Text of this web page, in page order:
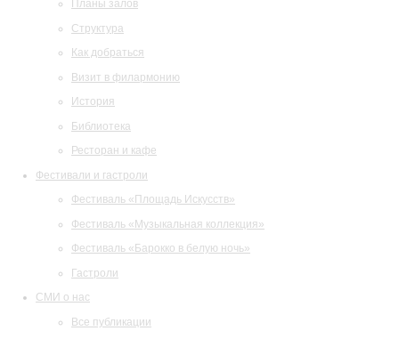
Планы залов
Структура
Как добраться
Визит в филармонию
История
Библиотека
Ресторан и кафе
Фестивали и гастроли
Фестиваль «Площадь Искусств»
Фестиваль «Музыкальная коллекция»
Фестиваль «Барокко в белую ночь»
Гастроли
СМИ о нас
Все публикации